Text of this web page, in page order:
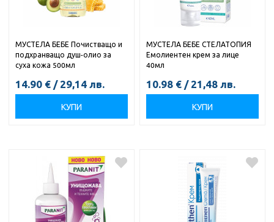
МУСТЕЛА БЕБЕ Почистващо и
подхранващо душ-олио за
суха кожа 500мл
14.90 € / 29,14 лв.
КУПИ
МУСТЕЛА БЕБЕ СТЕЛАТОПИЯ
Емолиентен крем за лице
40мл
10.98 € / 21,48 лв.
КУПИ